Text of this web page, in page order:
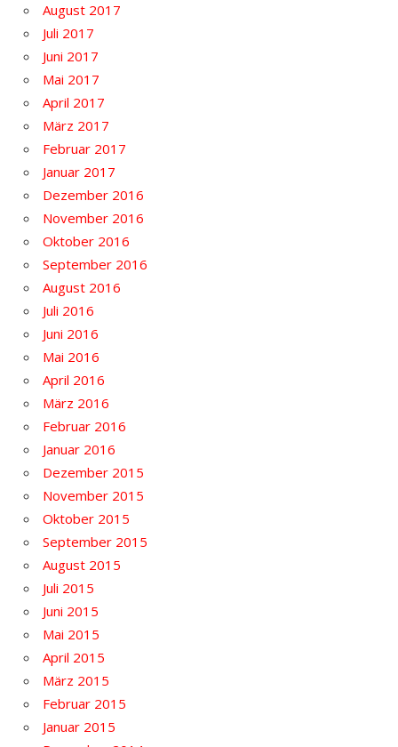
August 2017
Juli 2017
Juni 2017
Mai 2017
April 2017
März 2017
Februar 2017
Januar 2017
Dezember 2016
November 2016
Oktober 2016
September 2016
August 2016
Juli 2016
Juni 2016
Mai 2016
April 2016
März 2016
Februar 2016
Januar 2016
Dezember 2015
November 2015
Oktober 2015
September 2015
August 2015
Juli 2015
Juni 2015
Mai 2015
April 2015
März 2015
Februar 2015
Januar 2015